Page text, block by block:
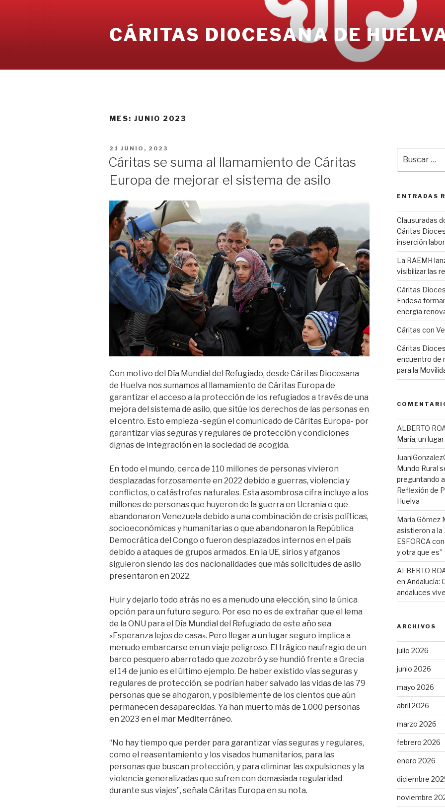
CÁRITAS DIOCESANA DE
MES: JUNIO 2023
PUBLICADO
21 JUNIO, 2023
Cáritas se suma al llamamiento de Cáritas
Europa de mejorar el sistema de asilo
Con motivo del Día Mundial del Refugiado, desde Cáritas Diocesana
de Huelva nos sumamos al llamamiento de Cáritas Europa de
garantizar el acceso a la protección de los refugiados a través de una
mejora del sistema de asilo, que sitúe los derechos de las personas en
el centro. Esto empieza -según el comunicado de Cáritas Europa- por
garantizar vías seguras y regulares de protección y condiciones
dignas de integración en la sociedad de acogida.
En todo el mundo, cerca de 110 millones de personas vivieron
desplazadas forzosamente en 2022 debido a guerras, violencia y
conflictos, o catástrofes naturales. Esta asombrosa cifra incluye a los
millones de personas que huyeron de la guerra en Ucrania o que
abandonaron Venezuela debido a una combinación de crisis políticas,
socioeconómicas y humanitarias o que abandonaron la República
Democrática del Congo o fueron desplazados internos en el país
debido a ataques de grupos armados. En la UE, sirios y afganos
siguieron siendo las dos nacionalidades que más solicitudes de asilo
presentaron en 2022.
Huir y dejarlo todo atrás no es a menudo una elección, sino la única
opción para un futuro seguro. Por eso no es de extrañar que el lema
de la ONU para el Día Mundial del Refugiado de este año sea
«Esperanza lejos de casa». Pero llegar a un lugar seguro implica a
menudo embarcarse en un viaje peligroso. El trágico naufragio de un
barco pesquero abarrotado que zozobró y se hundió frente a Grecia
el 14 de junio es el último ejemplo. De haber existido vías seguras y
regulares de protección, se podrían haber salvado las vidas de las 79
personas que se ahogaron, y posiblemente de los cientos que aún
permanecen desaparecidas. Ya han muerto más de 1.000 personas
en 2023 en el mar Mediterráneo.
“No hay tiempo que perder para garantizar vías seguras y regulares,
como el reasentamiento y los visados humanitarios, para las
personas que buscan protección, y para eliminar las expulsiones y la
violencia generalizadas que sufren con demasiada regularidad
durante sus viajes”, señala Cáritas Europa en su nota.
por:
ENTRADAS
Clausuradas
Cáritas
inserción
La RAEMH
visibilizar las
Cáritas
Endesa
energía
Cáritas con
Cáritas
encuentro de
para la
ALBERTO
María, un
Mundo Rural
preguntando
Reflexión de
Huelva
Maria Gómez
asistieron a la
ESFORCA
y otra que es”
ALBERTO
en Andalucía:
andaluces
ARCHIVOS
julio 2026
junio 2026
mayo 2026
abril 2026
marzo 2026
febrero 2026
enero 2026
diciembre
noviembre